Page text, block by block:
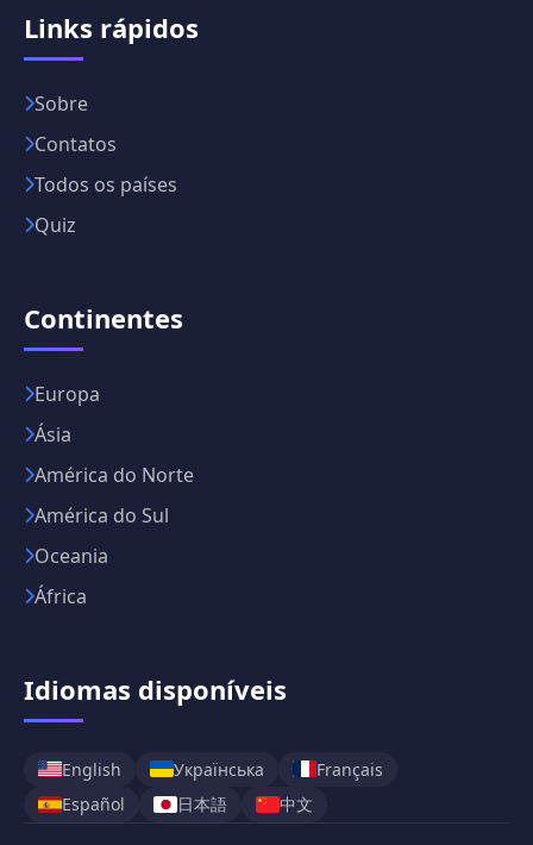
Links rápidos
Sobre
Contatos
Todos os países
Quiz
Continentes
Europa
Ásia
América do Norte
América do Sul
Oceania
África
Idiomas disponíveis
English Українська
Français
Español
日本語 中文